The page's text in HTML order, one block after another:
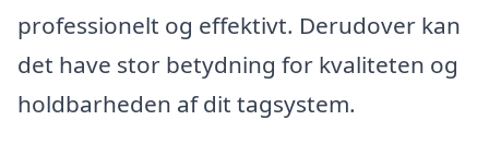
professionelt og effektivt. Derudover kan
det have stor betydning for kvaliteten og
holdbarheden af dit tagsystem.